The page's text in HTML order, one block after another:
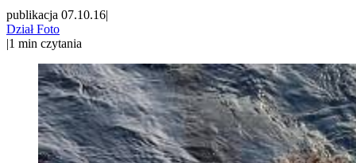
publikacja 07.10.16|
Dział Foto
|1 min czytania